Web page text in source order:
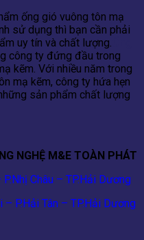
ống gió vuông tôn mạ
sử dụng thì bạn cần phải
uy tín và chất lượng.
công ty đứng đầu trong
kẽm. Với nhiều năm trong
mạ kẽm, công ty hứa hẹn
sản phẩm chất lượng
NGHỆ M&E TOÀN PHÁT
Châu – TP.Hải Dương
P.Hải Tân – TP.Hải Dương